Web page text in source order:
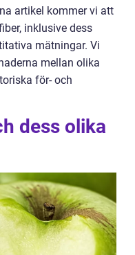
artikel kommer vi att
inklusive dess
mätningar. Vi
mellan olika
för- och
dess olika